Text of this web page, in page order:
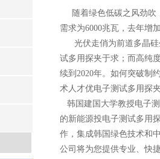
随着绿色低碳之风劲
需求为6000兆瓦，去年增
光伏走俏为前道多晶
试多用探夹于求；而高纯
续到2020年。如何突破制
术人才优电子测试多用探
韩国建国大学教授电子
的新能源投电子测试多用
作，集成韩国绿色技术和
公司 将为您提供专业、快